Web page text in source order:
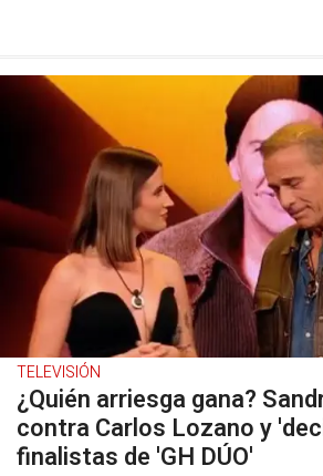
TELEVISIÓN
¿Quién arriesga gana?
contra Carlos Lozano y
finalistas de 'GH DÚO'